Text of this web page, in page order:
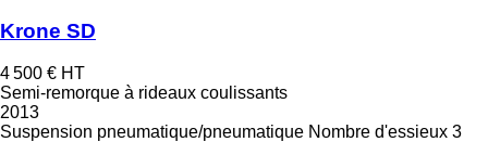
Krone SD
4 500 € HT
Semi-remorque à rideaux coulissants
2013
Suspension pneumatique/pneumatique Nombre d'essieux 3